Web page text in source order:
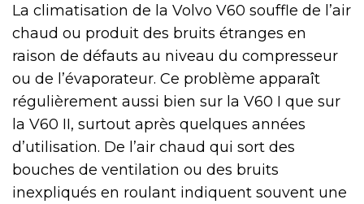
La climatisation de la Volvo V60 souffle de l’air
chaud ou produit des bruits étranges en
raison de défauts au niveau du compresseur
ou de l’évaporateur. Ce problème apparaît
régulièrement aussi bien sur la V60 I que sur
la V60 II, surtout après quelques années
d’utilisation. De l’air chaud qui sort des
bouches de ventilation ou des bruits
inexpliqués en roulant indiquent souvent une